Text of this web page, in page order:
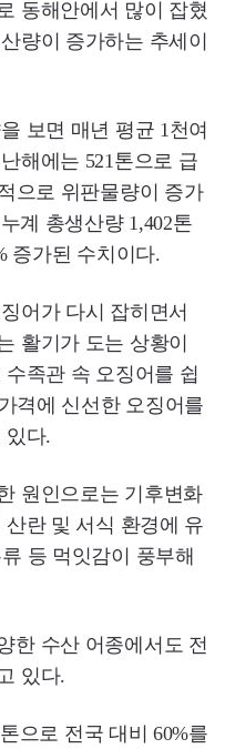
동해안에서 많이 잡혔
량이 증가하는 추세이
보면 매년 평균 1천여
해에는 521톤으로 급
으로 위판물량이 증가
계 총생산량 1,402톤
증가된 수치이다.
어가 다시 잡히면서
활기가 도는 상황이
족관 속 오징어를 쉽
격에 신선한 오징어를
있다.
원인으로는 기후변화
란 및 서식 환경에 유
등 먹잇감이 풍부해
한 수산 어종에서도 전
있다.
으로 전국 대비 60%를